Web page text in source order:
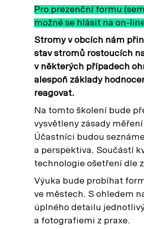
Pro prezenční formu
možné se hlásit na on-
Stromy v obcích nám
stav stromů rostoucích
v některých případech
alespoň základy
reagovat.
Na tomto školení bude
vysvětleny zásady
Účastníci budou
a perspektiva. Součástí
technologie ošetření dle
Výuka bude probíhat
ve městech. S ohledem
úplného detailu
a fotografiemi z praxe.